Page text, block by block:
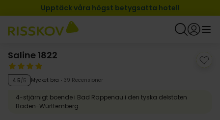
Upptäck våra högst betygsatta hotell
Saline 1822
4.5/5 Mycket bra 39 Recensioner
4-stjärnigt boende i Bad Rappenau i den tyska delstaten
Baden-Württemberg